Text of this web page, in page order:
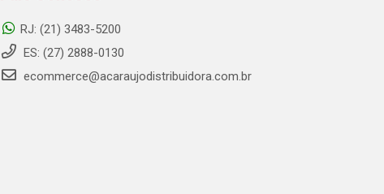
RJ: (21) 3483-5200
ES: (27) 2888-0130
ecommerce@acaraujodistribuidora.com.br